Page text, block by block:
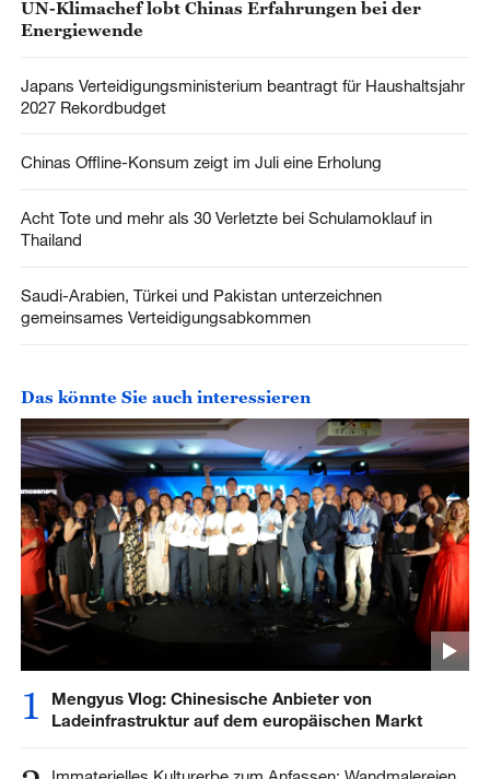
UN-Klimachef lobt Chinas Erfahrungen bei der
Energiewende
Japans Verteidigungsministerium beantragt für Haushaltsjahr
2027 Rekordbudget
Chinas Offline-Konsum zeigt im Juli eine Erholung
Acht Tote und mehr als 30 Verletzte bei Schulamoklauf in
Thailand
Saudi-Arabien, Türkei und Pakistan unterzeichnen
gemeinsames Verteidigungsabkommen
Das könnte Sie auch interessieren
1
Mengyus Vlog: Chinesische Anbieter von
Ladeinfrastruktur auf dem europäischen Markt